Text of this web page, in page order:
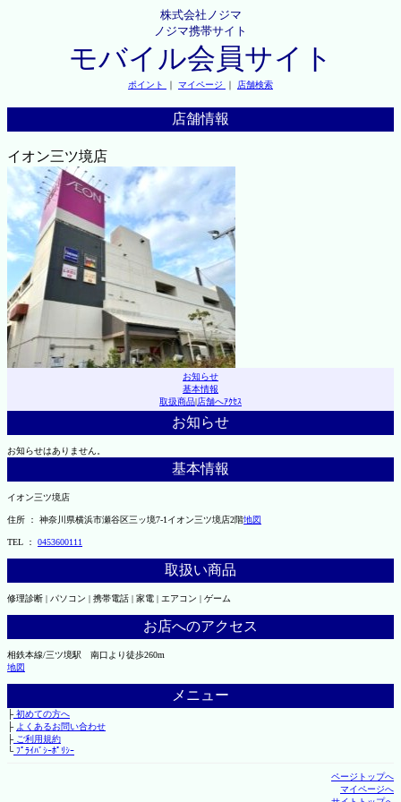
株式会社ノジマ
ノジマ携帯サイト
モバイル会員サイト
ポイント ｜ マイページ ｜ 店舗検索
店舗情報
イオン三ツ境店
お知らせ
基本情報
取扱商品|店舗へｱｸｾｽ
お知らせ
お知らせはありません。
基本情報
イオン三ツ境店
住所 ： 神奈川県横浜市瀬谷区三ッ境7-1イオン三ツ境店2階地図
TEL ： 0453600111
取扱い商品
修理診断 | パソコン | 携帯電話 | 家電 | エアコン | ゲーム
お店へのアクセス
相鉄本線/三ツ境駅 南口より徒歩260m
地図
メニュー
├初めての方へ
├ よくあるお問い合わせ
├ご利用規約
└ﾌﾟﾗｲﾊﾞｼｰﾎﾟﾘｼｰ
ページトップへ
マイページへ